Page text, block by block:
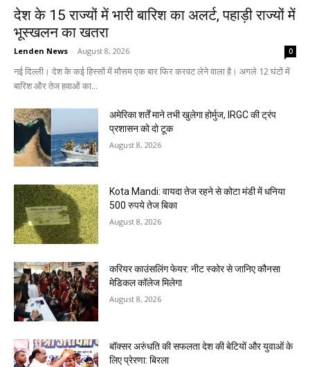
देश के 15 राज्यों में भारी बारिश का अलर्ट, पहाड़ी राज्यों में
भूस्खलन का खतरा
Lenden News - August 8, 2026 0
नई दिल्ली। देश के कई हिस्सों में मौसम एक बार फिर करवट लेने वाला है। अगले 12 घंटों में
बारिश और तेज हवाओं का...
अमेरिका शर्तें माने तभी खुलेगा होर्मुज, IRGC की ट्रंप
प्रशासन को दो टूक
August 8, 2026
Kota Mandi: वायदा तेज रहने से कोटा मंडी में धनिया
500 रुपये तेज बिका
August 8, 2026
करियर काउंसलिंग फेयर: नीट स्कोर से जानिए कौनसा
मेडिकल कॉलेज मिलेगा
August 8, 2026
बॉक्सर अरुंधति की सफलता देश की बेटियों और युवाओं के
लिए प्रेरणा: बिरला